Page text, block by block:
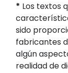
* Los textos
sido
fabricantes
algún
realidad de